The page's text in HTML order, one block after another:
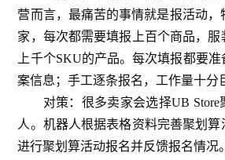
营而言，最痛苦的事情就是报活动，
家，每次都需要填报上百个商品，
上千个SKU的产品。每次填报都要
案信息；手工逐条报名，工作量十分
对策：很多卖家会选择UB Store
人。机器人根据表格资料完善聚划
进行聚划算活动报名并反馈报名情况。